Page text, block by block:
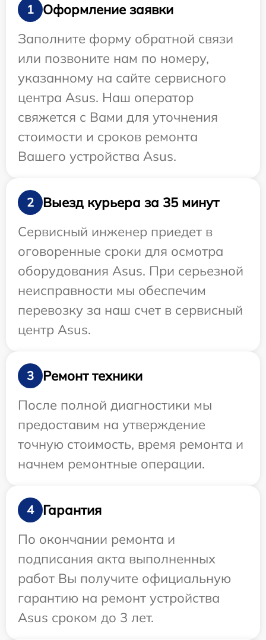
1
Оформление заявки
Заполните форму обратной связи
или позвоните нам по номеру,
указанному на сайте сервисного
центра Asus. Наш оператор
свяжется с Вами для уточнения
стоимости и сроков ремонта
Вашего устройства Asus.
2
Выезд курьера за 35 минут
Сервисный инженер приедет в
оговоренные сроки для осмотра
оборудования Asus. При серьезной
неисправности мы обеспечим
перевозку за наш счет в сервисный
центр Asus.
3
Ремонт техники
После полной диагностики мы
предоставим на утверждение
точную стоимость, время ремонта и
начнем ремонтные операции.
4
Гарантия
По окончании ремонта и
подписания акта выполненных
работ Вы получите официальную
гарантию на ремонт устройства
Asus сроком до 3 лет.